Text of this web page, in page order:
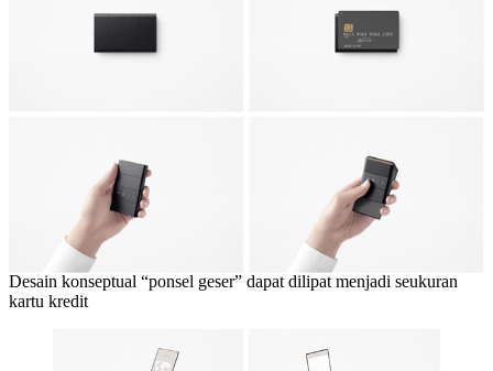
Desain konseptual “ponsel geser” dapat dilipat menjadi seukuran
kartu kredit